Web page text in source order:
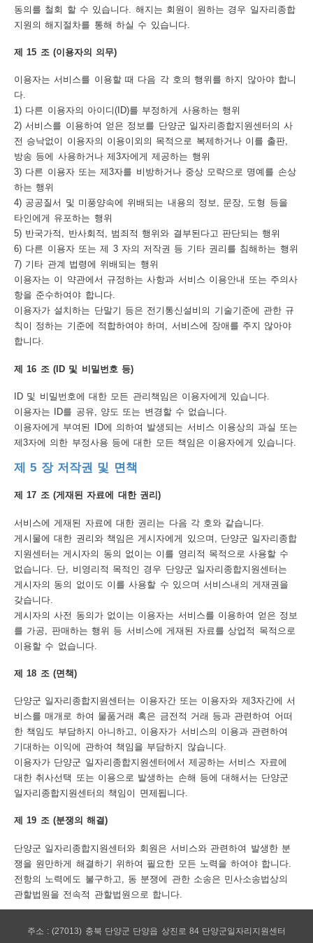
동의를 철회 할 수 있습니다. 해지는 회원이 원하는 경우 일자리종합
지원의 해지절차를 통해 하실 수 있습니다.
제 15 조 (이용자의 의무)
이용자는 서비스를 이용할 때 다음 각 호의 행위를 하지 않아야 합니
다.
1) 다른 이용자의 아이디(ID)를 부정하게 사용하는 행위
2) 서비스를 이용하여 얻은 정보를 단양군 일자리종합지원센터의 사
전 승낙없이 이용자의 이용이외의 목적으로 복제하거나 이를 출판,
방송 등에 사용하거나 제3자에게 제공하는 행위
3) 다른 이용자 또는 제3자를 비방하거나 중상 모략으로 명예를 손상
하는 행위
4) 공공질서 및 미풍양속에 위배되는 내용의 정보, 문장, 도형 등을
타인에게 유포하는 행위
5) 반국가적, 반사회적, 범죄적 행위와 결부된다고 판단되는 행위
6) 다른 이용자 또는 제 3 자의 저작권 등 기타 권리를 침해하는 행위
7) 기타 관계 법령에 위배되는 행위
이용자는 이 약관에서 규정하는 사항과 서비스 이용안내 또는 주의사
항을 준수하여야 합니다.
이용자가 설치하는 단말기 등은 전기통신설비의 기술기준에 관한 규
칙이 정하는 기준에 적합하여야 하며, 서비스에 장애를 주지 않아야
합니다.
제 16 조 (ID 및 비밀번호 등)
ID 및 비밀번호에 대한 모든 관리책임은 이용자에게 있습니다.
이용자는 ID를 공유, 양도 또는 변경할 수 없습니다.
이용자에게 부여된 ID에 의하여 발생되는 서비스 이용상의 과실 또는
제3자에 의한 부정사용 등에 대한 모든 책임은 이용자에게 있습니다.
제 5 장 저작권 및 면책
제 17 조 (게재된 자료에 대한 권리)
서비스에 게재된 자료에 대한 권리는 다음 각 호와 같습니다.
게시물에 대한 권리와 책임은 게시자에게 있으며, 단양군 일자리종합
지원센터는 게시자의 동의 없이는 이를 영리적 목적으로 사용할 수
없습니다. 단, 비영리적 목적인 경우 단양군 일자리종합지원센터는
게시자의 동의 없이도 이를 사용할 수 있으며 서비스내의 게재권을
갖습니다.
게시자의 사전 동의가 없이는 이용자는 서비스를 이용하여 얻은 정보
를 가공, 판매하는 행위 등 서비스에 게재된 자료를 상업적 목적으로
이용할 수 없습니다.
제 18 조 (면책)
단양군 일자리종합지원센터는 이용자간 또는 이용자와 제3자간에 서
비스를 매개로 하여 물품거래 혹은 금전적 거래 등과 관련하여 어떠
한 책임도 부담하지 아니하고, 이용자가 서비스의 이용과 관련하여
기대하는 이익에 관하여 책임을 부담하지 않습니다.
이용자가 단양군 일자리종합지원센터에서 제공하는 서비스 자료에
대한 취사선택 또는 이용으로 발생하는 손해 등에 대해서는 단양군
일자리종합지원센터의 책임이 면제됩니다.
제 19 조 (분쟁의 해결)
단양군 일자리종합지원센터와 회원은 서비스와 관련하여 발생한 분
쟁을 원만하게 해결하기 위하여 필요한 모든 노력을 하여야 합니다.
전항의 노력에도 불구하고, 동 분쟁에 관한 소송은 민사소송법상의
관할법원을 전속적 관할법원으로 합니다.
주소 : (27013) 충북 단양군 단양읍 상진로 84 단양군일자리지원센터